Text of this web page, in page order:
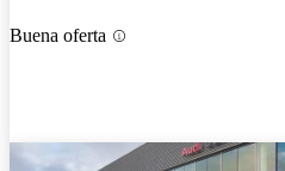
Buena oferta